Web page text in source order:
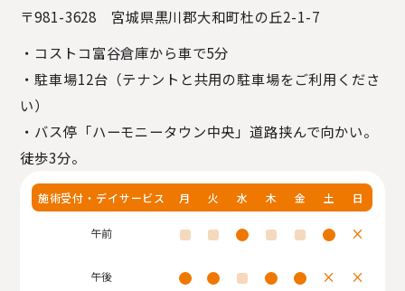
〒981-3628 宮城県黒川郡大和町杜の丘2-1-7
・コストコ富谷倉庫から車で5分
・駐車場12台（テナントと共用の駐車場をご利用くださ
い）
・バス停「ハーモニータウン中央」道路挟んで向かい。
徒歩3分。
施術受付・デイサービス 月 火 水 木 金 土 日
午前 ×
午後 × ×